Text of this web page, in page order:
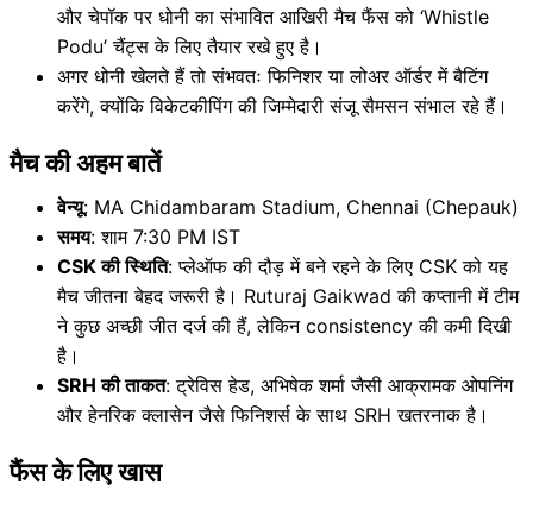
और चेपॉक पर धोनी का संभावित आखिरी मैच फैंस को ‘Whistle
Podu’ चैंट्स के लिए तैयार रखे हुए है।
अगर धोनी खेलते हैं तो संभवतः फिनिशर या लोअर ऑर्डर में बैटिंग
करेंगे, क्योंकि विकेटकीपिंग की जिम्मेदारी संजू सैमसन संभाल रहे हैं।
मैच की अहम बातें
वेन्यू: MA Chidambaram Stadium, Chennai (Chepauk)
समय: शाम 7:30 PM IST
CSK की स्थिति: प्लेऑफ की दौड़ में बने रहने के लिए CSK को यह
मैच जीतना बेहद जरूरी है। Ruturaj Gaikwad की कप्तानी में टीम
ने कुछ अच्छी जीत दर्ज की हैं, लेकिन consistency की कमी दिखी
है।
SRH की ताकत: ट्रेविस हेड, अभिषेक शर्मा जैसी आक्रामक ओपनिंग
और हेनरिक क्लासेन जैसे फिनिशर्स के साथ SRH खतरनाक है।
फैंस के लिए खास